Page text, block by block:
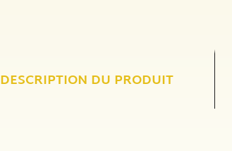
DESCRIPTION DU PRODUIT